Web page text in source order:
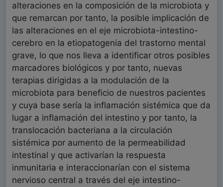
alteraciones en la composición de la microbiota y
que remarcan por tanto, la posible implicación de
las alteraciones en el eje microbiota-intestino-
cerebro en la etiopatogenia del trastorno mental
grave, lo que nos lleva a identificar otros posibles
marcadores biológicos y por tanto, nuevas
terapias dirigidas a la modulación de la
microbiota para beneficio de nuestros pacientes
y cuya base sería la inflamación sistémica que da
lugar a inflamación del intestino y por tanto, la
translocación bacteriana a la circulación
sistémica por aumento de la permeabilidad
intestinal y que activarían la respuesta
inmunitaria e interaccionarían con el sistema
nervioso central a través del eje intestino-